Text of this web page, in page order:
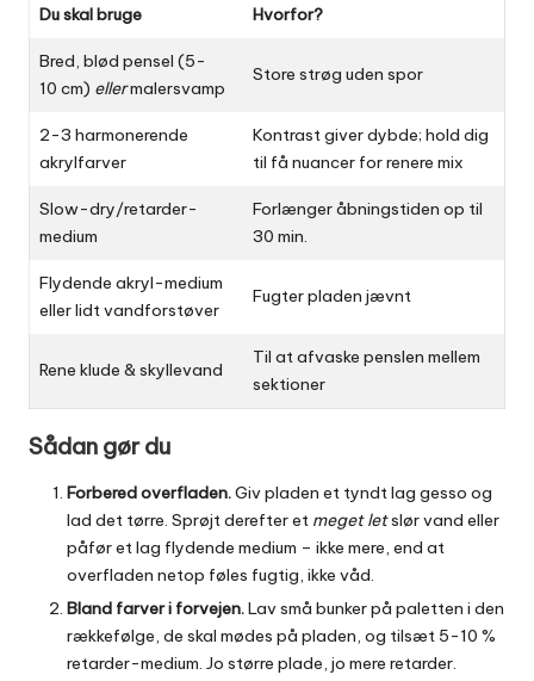
Du skal bruge Hvorfor?
Bred, blød pensel (5-
10 cm) ellermalersvamp
Store strøg uden spor
2-3 harmonerende
akrylfarver
Kontrast giver dybde; hold dig
til få nuancer for renere mix
Slow-dry/retarder-
medium
Forlænger åbningstiden op til
30 min.
Flydende akryl-medium
eller lidt vandforstøver
Fugter pladen jævnt
Rene klude & skyllevand
Til at afvaske penslen mellem
sektioner
Sådan gør du
Forbered overfladen.Giv pladen et tyndt lag gesso og
lad det tørre. Sprøjt derefter et meget letslør vand eller
påfør et lag flydende medium – ikke mere, end at
overfladen netop føles fugtig, ikke våd.
Bland farver i forvejen.Lav små bunker på paletten i den
rækkefølge, de skal mødes på pladen, og tilsæt 5-10 %
retarder-medium. Jo større plade, jo mere retarder.